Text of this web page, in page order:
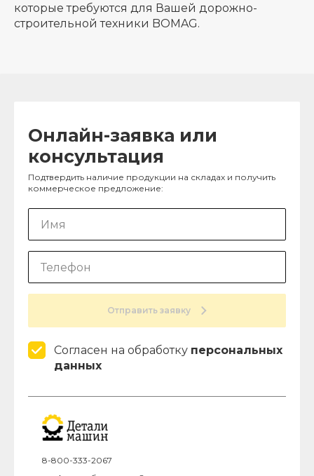
которые требуются для Вашей дорожно-
строительной техники BOMAG.
Онлайн-заявка или
консультация
Подтвердить наличие продукции на складах и получить
коммерческое предложение:
Отправить заявку
Согласен на обработку персональных
данных
8-800-333-2067